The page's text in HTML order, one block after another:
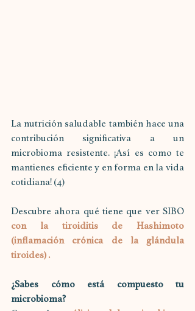
La nutrición saludable también hace una
contribución significativa a un
microbioma resistente. ¡Así es como te
mantienes eficiente y en forma en la vida
cotidiana! (4)
con la tiroiditis de Hashimoto
(inflamación crónica de la glándula
tiroides) .
¿Sabes cómo está compuesto tu
microbioma?